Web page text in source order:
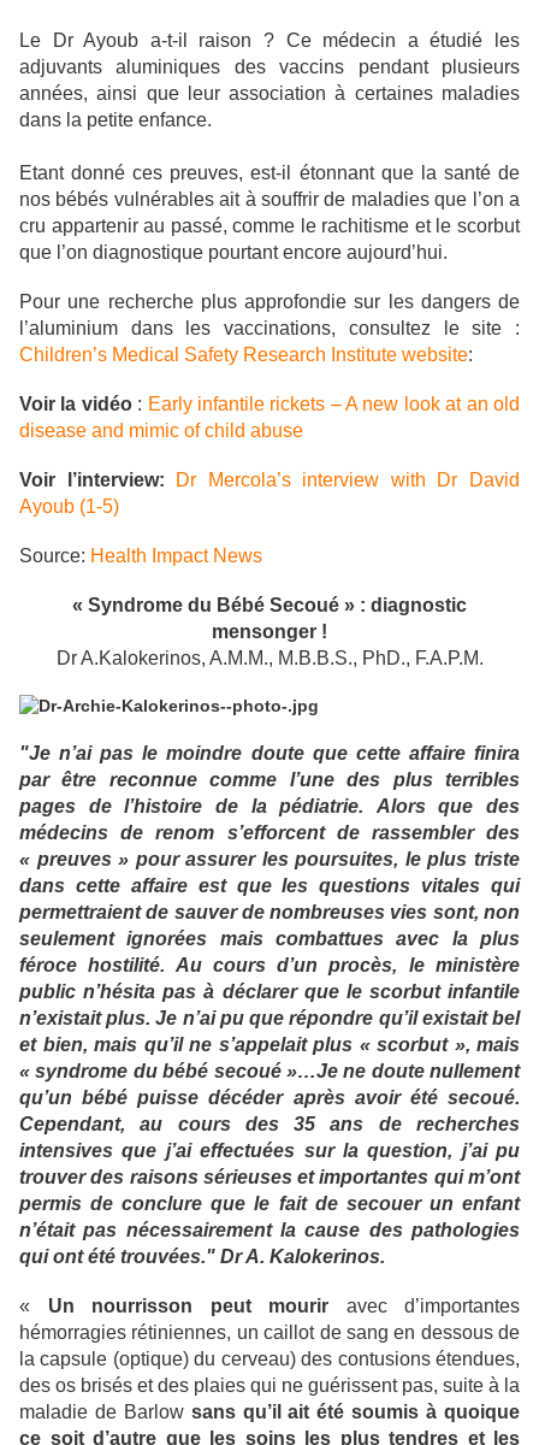
Le Dr Ayoub a-t-il raison ? Ce médecin a étudié les
adjuvants aluminiques des vaccins pendant plusieurs
années, ainsi que leur association à certaines maladies
dans la petite enfance.
Etant donné ces preuves, est-il étonnant que la santé de
nos bébés vulnérables ait à souffrir de maladies que l’on a
cru appartenir au passé, comme le rachitisme et le scorbut
que l’on diagnostique pourtant encore aujourd’hui.
Pour une recherche plus approfondie sur les dangers de
l’aluminium dans les vaccinations, consultez le site :
Children’s Medical Safety Research Institute website:
Voir la vidéo: Early infantile rickets – A new look at an old
disease and mimic of child abuse
Voir l’interview:
Dr Mercola’s interview with Dr David
Ayoub (1-5)
Source: Health Impact News
« Syndrome du Bébé Secoué » : diagnostic
mensonger !
Dr A.Kalokerinos, A.M.M., M.B.B.S., PhD., F.A.P.M.
"Je n’ai pas le moindre doute que cette affaire finira
par être reconnue comme l’une des plus terribles
pages de l’histoire de la pédiatrie. Alors que des
médecins de renom s’efforcent de rassembler des
« preuves » pour assurer les poursuites, le plus triste
dans cette affaire est que les questions vitales qui
permettraient de sauver de nombreuses vies sont, non
seulement ignorées mais combattues avec la plus
féroce hostilité. Au cours d’un procès, le ministère
public n’hésita pas à déclarer que le scorbut infantile
n’existait plus. Je n’ai pu que répondre qu’il existait bel
et bien, mais qu’il ne s’appelait plus « scorbut », mais
« syndrome du bébé secoué »…Je ne doute nullement
qu’un bébé puisse décéder après avoir été secoué.
Cependant, au cours des 35 ans de recherches
intensives que j’ai effectuées sur la question, j’ai pu
trouver des raisons sérieuses et importantes qui m’ont
permis de conclure que le fait de secouer un enfant
n’était pas nécessairement la cause des pathologies
qui ont été trouvées." Dr A. Kalokerinos.
« Un nourrisson peut mourir avec d’importantes
hémorragies rétiniennes, un caillot de sang en dessous de
la capsule (optique) du cerveau) des contusions étendues,
des os brisés et des plaies qui ne guérissent pas, suite à la
maladie de Barlow sans qu’il ait été soumis à quoique
ce soit d’autre que les soins les plus tendres et les